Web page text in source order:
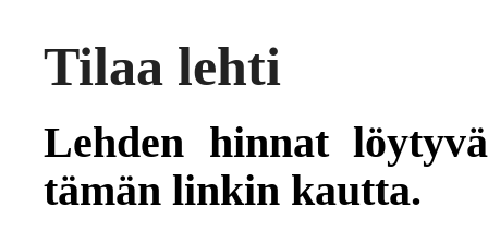
Tilaa lehti
Lehden hinnat
tämän linkin kautta.